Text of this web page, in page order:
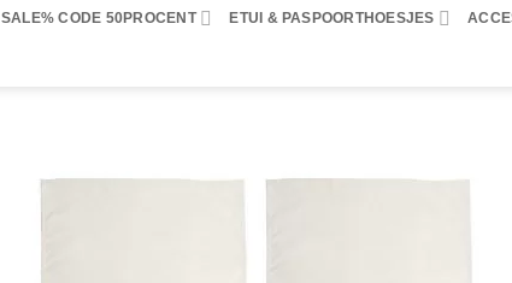
SALE% CODE 50PROCENT ETUI & PASPOORTHOESJES